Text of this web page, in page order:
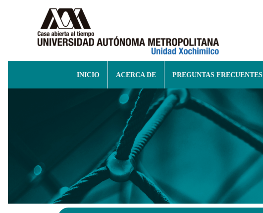
INICIO ACERCA DE PREGUNTAS FRECUENTES